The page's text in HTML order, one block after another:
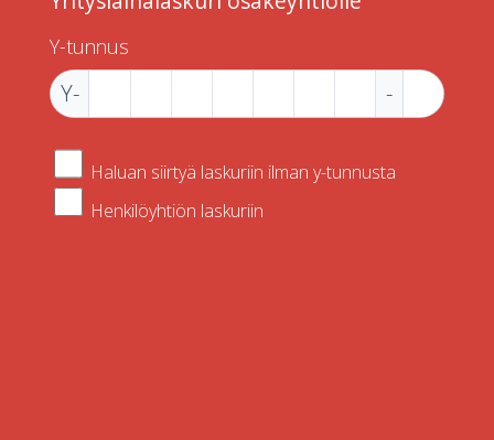
Y-tunnus
Y- -
Haluan siirtyä laskuriin ilman y-tunnusta
Henkilöyhtiön laskuriin